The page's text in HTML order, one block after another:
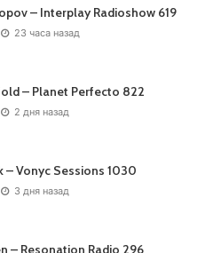
(Original Mix) /Perfecto/
Mix) /Perfecto/
E – What’s Your Love Like
Sun (Anunnakis Remix)
– Interplay Radioshow 619
23 часа назад
– Planet Perfecto 822
2 дня назад
– Vonyc Sessions 1030
3 дня назад
– Resonation Radio 296